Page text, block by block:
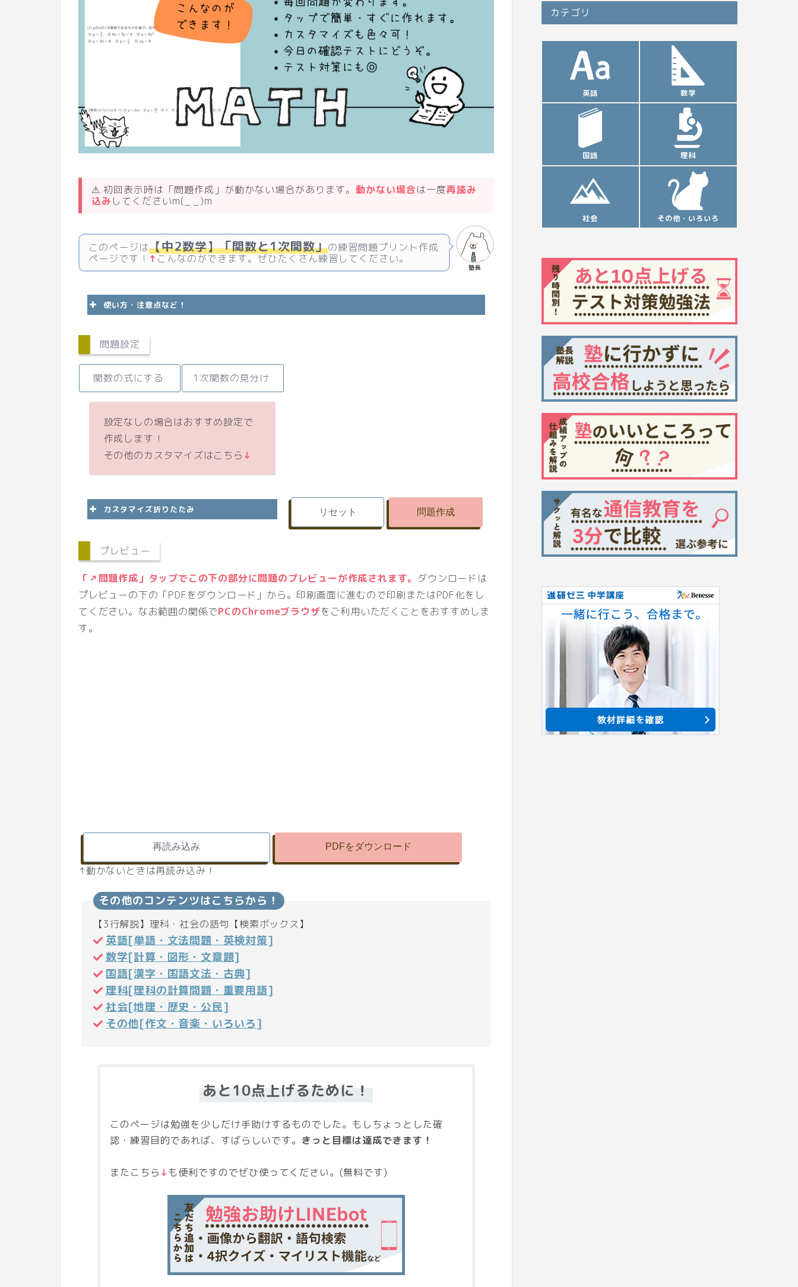
⚠ 初回表示時は「問題作成」が動かない場合があります。 動かない場合は一度再読み
込み してくださいm(_ _)m
このページは【中2数学】「関数と1次関数」の練習問題プリント作成
ページです！ ↑ こんなのができます。ぜひたくさん練習してください。
塾長
使い方・注意点など！
プレビューを開くと問題が確認できます。
PDFダウンロード」をタップすると印刷プレビューになる
ので「PDF保存」をしてください(Chrome推奨、
が崩れます！！！！)。
印刷して練習に使ってください。
毎回違う問題になります！(私がラクをするために作りまし
問題設定
関数の式にする 1次関数の見分け
設定なしの場合はおすすめ設定で
作成します！
その他のカスタマイズはこちら ↓
カスタマイズ折りたたみ
プレビュー
「↗問題作成」タップでこの下の部分に問題のプレビューが作成されます。 ダウンロードは
プレビューの下の「PDFをダウンロード」から。印刷画面に進むので印刷またはPDF化をし
てください。なお範囲の関係でPCのChromeブラウザをご利用いただくことをおすすめしま
す。
↑動かないときは再読み込み！
その他のコンテンツはこちらから！
【3行解説】理科・社会の語句【検索ボックス】
英語[単語・文法問題・英検対策]
数学[計算・図形・文章題]
国語[漢字・国語文法・古典]
理科[理科の計算問題・重要用語]
社会[地理・歴史・公民]
その他[作文・音楽・いろいろ]
あと10点上げるために！
このページは勉強を少しだけ手助けするものでした。もしちょっとした確
認・練習目的であれば、すばらしいです。 きっと目標は達成できます！
またこちら ↓も便利ですのでぜひ使ってください。(無料です)
カテゴリ
英語 数学
国語 理科
社会 その他・いろいろ